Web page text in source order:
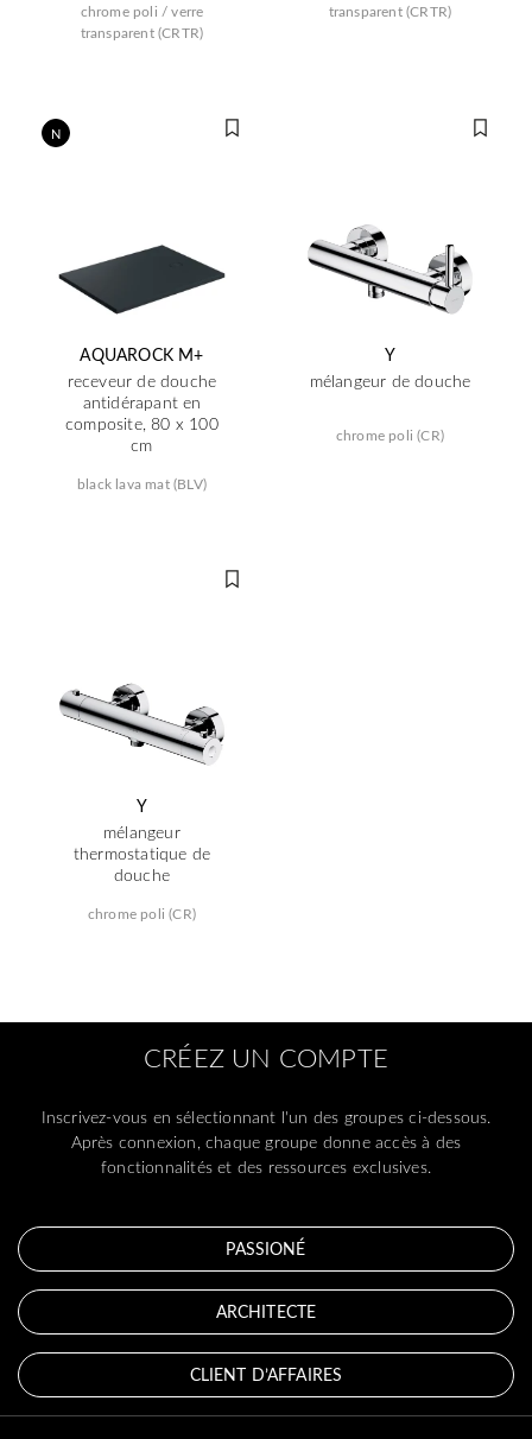
chrome poli / verre
transparent (CRTR)
transparent (CRTR)
N
AQUAROCK M+
receveur de douche
antidérapant en
composite, 80 x 100
cm
black lava mat (BLV)
Y
mélangeur de douche
chrome poli (CR)
Y
mélangeur
thermostatique de
douche
chrome poli (CR)
CRÉEZ UN COMPTE
Inscrivez-vous en sélectionnant l'un des groupes ci-dessous.
Après connexion, chaque groupe donne accès à des
fonctionnalités et des ressources exclusives.
PASSIONÉ
ARCHITECTE
CLIENT D’AFFAIRES